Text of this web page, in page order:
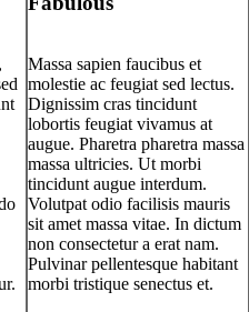
Massa sapien faucibus et
molestie ac feugiat sed lectus.
Dignissim cras tincidunt
lobortis feugiat vivamus at
augue. Pharetra pharetra massa
massa ultricies. Ut morbi
tincidunt augue interdum.
Volutpat odio facilisis mauris
sit amet massa vitae. In dictum
non consectetur a erat nam.
Pulvinar pellentesque habitant
morbi tristique senectus et.